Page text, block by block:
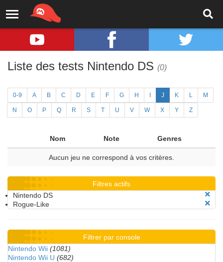
Liste des tests Nintendo DS (0)
0-9 A B C D E F G H J K L M
N O P Q R S T U V W X Y Z
Nom Note Genres
Aucun jeu ne correspond à vos critères.
Filtres actifs
Nintendo DS
Rogue-Like
Filtrer par console
Nintendo Wii (1081)
Nintendo Wii U (682)